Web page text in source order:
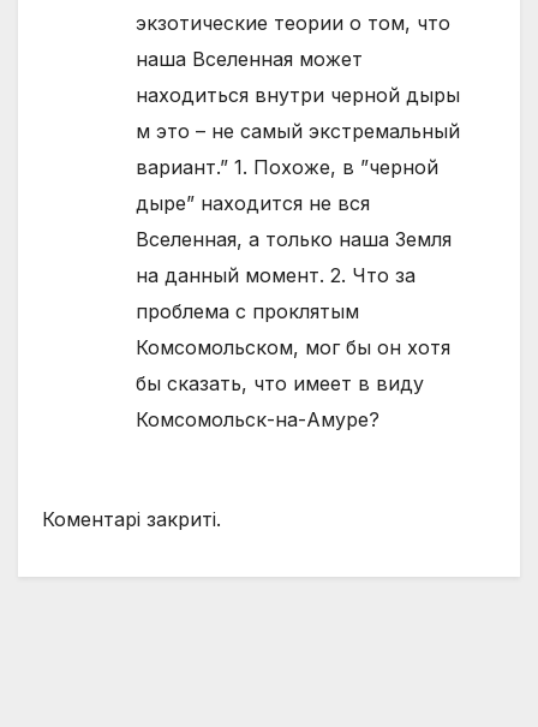
экзотические теории о том, что
наша Вселенная может
находиться внутри черной дыры
м это – не самый экстремальный
вариант.” 1. Похоже, в ”черной
дыре” находится не вся
Вселенная, а только наша Земля
на данный момент. 2. Что за
проблема с проклятым
Комсомольском, мог бы он хотя
бы сказать, что имеет в виду
Комсомольск-на-Амуре?
Коментарі закриті.